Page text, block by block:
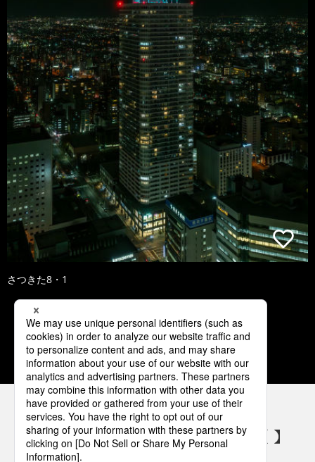
さつきた8・1
1 2 3 4 5
パナソニックの電気設備 SNSアカウント